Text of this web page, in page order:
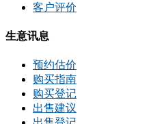
客户评价
生意讯息
预约估价
购买指南
购买登记
出售建议